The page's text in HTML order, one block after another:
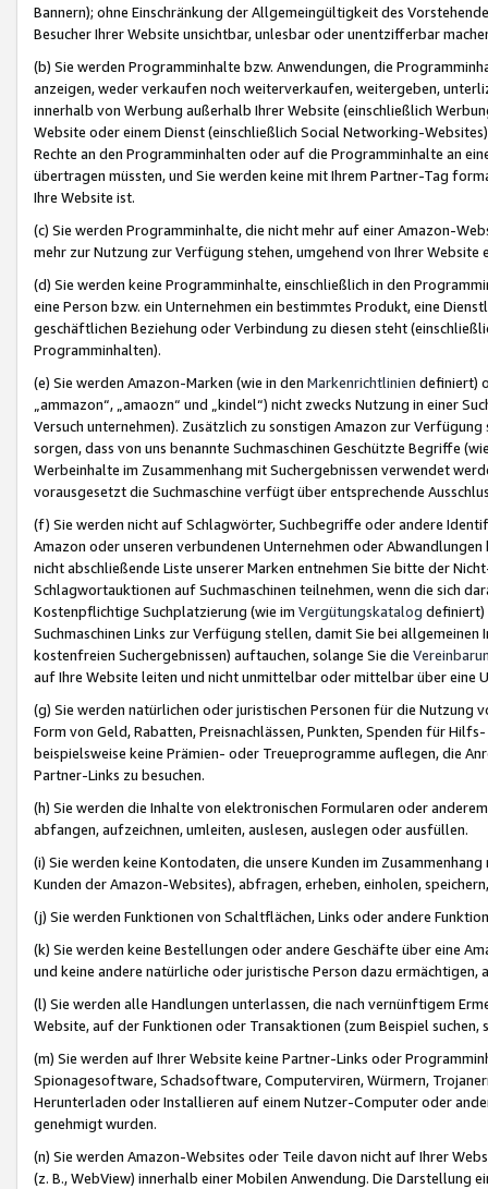
Bannern); ohne Einschränkung der Allgemeingültigkeit des
Besucher Ihrer Website unsichtbar, unlesbar oder unentzifferbar
(b) Sie werden Programminhalte bzw. Anwendungen, die
anzeigen, weder verkaufen noch weiterverkaufen, weitergeben,
innerhalb von Werbung außerhalb Ihrer Website (einschließlich
Website oder einem Dienst (einschließlich Social Networking-
Rechte an den Programminhalten oder auf die Programminhalte an
übertragen müssten, und Sie werden keine mit Ihrem Partner-Tag
Ihre Website ist.
(c) Sie werden Programminhalte, die nicht mehr auf einer Amazon-
mehr zur Nutzung zur Verfügung stehen, umgehend von Ihrer
(d) Sie werden keine Programminhalte, einschließlich in den
eine Person bzw. ein Unternehmen ein bestimmtes Produkt, eine
geschäftlichen Beziehung oder Verbindung zu diesen steht
Programminhalten).
(e) Sie werden Amazon-Marken (wie in den Markenrichtlinien definiert)
„ammazon“, „amaozn“ und „kindel“) nicht zwecks Nutzung in einer
Versuch unternehmen). Zusätzlich zu sonstigen Amazon zur
sorgen, dass von uns benannte Suchmaschinen Geschützte Begriffe
Werbeinhalte im Zusammenhang mit Suchergebnissen verwendet
vorausgesetzt die Suchmaschine verfügt über entsprechende
(f) Sie werden nicht auf Schlagwörter, Suchbegriffe oder andere
Amazon oder unseren verbundenen Unternehmen oder
nicht abschließende Liste unserer Marken entnehmen Sie bitte der
Schlagwortauktionen auf Suchmaschinen teilnehmen, wenn die sich
Kostenpflichtige Suchplatzierung (wie im Vergütungskatalog definiert)
Suchmaschinen Links zur Verfügung stellen, damit Sie bei
kostenfreien Suchergebnissen) auftauchen, solange Sie die
auf Ihre Website leiten und nicht unmittelbar oder mittelbar über eine
(g) Sie werden natürlichen oder juristischen Personen für die Nutzung
Form von Geld, Rabatten, Preisnachlässen, Punkten, Spenden für
beispielsweise keine Prämien- oder Treueprogramme auflegen, die
Partner-Links zu besuchen.
(h) Sie werden die Inhalte von elektronischen Formularen oder
abfangen, aufzeichnen, umleiten, auslesen, auslegen oder ausfüllen.
(i) Sie werden keine Kontodaten, die unsere Kunden im
Kunden der Amazon-Websites), abfragen, erheben, einholen,
(j) Sie werden Funktionen von Schaltflächen, Links oder andere
(k) Sie werden keine Bestellungen oder andere Geschäfte über eine
und keine andere natürliche oder juristische Person dazu
(l) Sie werden alle Handlungen unterlassen, die nach vernünftigem
Website, auf der Funktionen oder Transaktionen (zum Beispiel
(m) Sie werden auf Ihrer Website keine Partner-Links oder
Spionagesoftware, Schadsoftware, Computerviren, Würmern,
Herunterladen oder Installieren auf einem Nutzer-Computer oder
genehmigt wurden.
(n) Sie werden Amazon-Websites oder Teile davon nicht auf Ihrer
(z. B., WebView) innerhalb einer Mobilen Anwendung. Die Darstellung